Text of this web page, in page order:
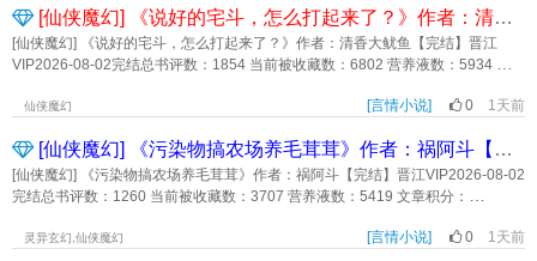
括家人！包括家人！包括家人！ ②夫妻俩都不爱吃亏！活人感强！都是事业
脑！是彼此最好的饭搭子。 ③不是爽文！奇葩会解决，但不是下一秒！尤其
工作中遇到的奇葩。 ④穿书，但原书和原书男主都是背景板，出场次数一只
志。 ⑥前期家庭、事业、感情并进，中期后期纯搞事业。 ⑦请别代入现
因为女主不生娃打两星差评，我找谁说理啊。《六零青云路，她只是太想进步
了》作者：半木半火
她怎么活？ 好不容易生存下来了，又发现自己竟然有灵根，可以修炼。
为了以后不会再有凡人的病痛折磨，为了修士才可以品尝的美食，为了可以不嫁
人就能正常的生活下去，她踏上了修炼之路。 只是，她一个年龄大，资质
【无CP，非爽文，主角前期升级艰难，不喜欢这类型的书友请勿进去。】后期不
[仙侠魔幻] 《说好的宅斗，怎么打起来了？》作者：清香大鱿鱼【完结】
[仙侠魔幻] 《说好的宅斗，怎么打起来了？》作者：清香大鱿鱼【完结】晋江
VIP2026-08-02完结总书评数：1854 当前被收藏数：6802 营养液数：5934 文章
的庶女，她的任务是从打脸嫡姐继母开始，一路披荆斩棘宅斗走向成功。她自信
书画、刺绣女红，再加上系统提前下载的《女诫》、《列女传》等古代妇德典
籍，她必然能站到内宅之巅，迅速通关。她选择了顾绵绵这个名字，一听就是一
朵盛开的白莲花。然而——顾绵绵刚进入任务世界第一天，参加第一次宴会之
小声说自己擅长刺绣的柔弱女郎，此时指尖轻弹，绣花针如暴雨般刺向对面。裙
仙侠魔幻 [言情小说] 0 1天前
[仙侠魔幻] 《污染物搞农场养毛茸茸》作者：祸阿斗【完结】
[仙侠魔幻] 《污染物搞农场养毛茸茸》作者：祸阿斗【完结】晋江VIP2026-08-02
完结总书评数：1260 当前被收藏数：3707 营养液数：5419 文章积分：
了污染物。好在绑定一个自然系统，只要种田，就能继续当人。她决定去基地外
灵异玄幻,仙侠魔幻 [言情小说] 0 1天前